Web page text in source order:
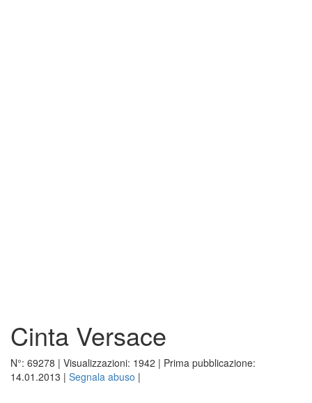
Cinta Versace
N°: 69278 | Visualizzazioni: 1942 | Prima pubblicazione:
14.01.2013 | Segnala abuso |